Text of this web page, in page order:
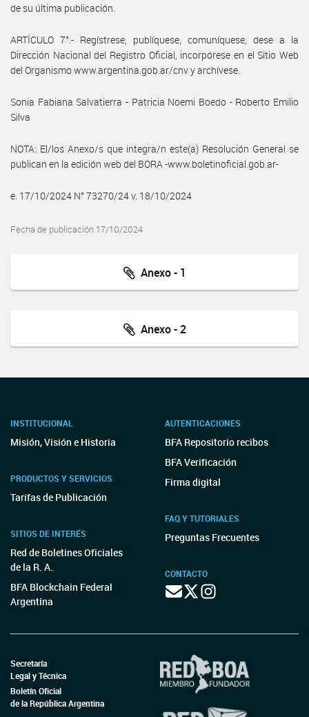
de su última publicación.
ARTÍCULO 7°.- Regístrese, publíquese, comuníquese, dese a la
Dirección Nacional del Registro Oficial, incorpórese en el Sitio Web
del Organismo www.argentina.gob.ar/cnv y archívese.
Sonia Fabiana Salvatierra - Patricia Noemi Boedo - Roberto Emilio
Silva
NOTA: El/los Anexo/s que integra/n este(a) Resolución General se
publican en la edición web del BORA -www.boletinoficial.gob.ar-
e. 17/10/2024 N° 73270/24 v. 18/10/2024
Fecha de publicación 17/10/2024
Anexo - 1
Anexo - 2
INSTITUCIONAL
Misión, Visión e Historia
PRODUCTOS Y SERVICIOS
Tarifas de Publicación
SITIOS DE INTERÉS
Red de Boletines Oficiales
de la R. A.
BFA Blockchain Federal
Argentina
AUTENTICACIONES
BFA Repositorio recibos
BFA Verificación
Firma digital
FAQ Y TUTORIALES
Preguntas Frecuentes
CONTACTO
Secretaría
Legal y Técnica
Boletín Oficial
de la República Argentina